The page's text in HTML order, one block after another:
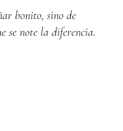
bonito, sino de
se note la diferencia.